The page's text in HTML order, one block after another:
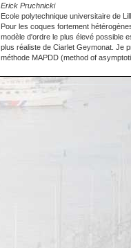
Erick Pruchnicki
Ecole polytechnique universitaire de
Pour les coques fortement
modèle d'ordre le plus élevé possible
plus réaliste de Ciarlet Geymonat. Je
méthode MAPDD (method of